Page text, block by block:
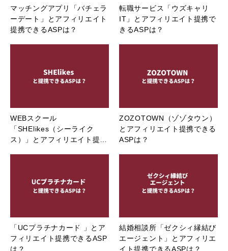
マッチングアプリ「バチェラ
ーデート」とアフィリエイト
提携できるASPは？
転職サービス「ウズキャリ
IT」とアフィリエイト提携で
きるASPは？
WEBスクール
「SHElikes（シーライク
ス）」とアフィリエイト提…
ZOZOTOWN（ゾゾタウン）
とアフィリエイト提携できる
ASPは？
「UCプラチナカード 」とア
フィリエイト提携できるASP
は？
結婚相談所「ゼクシィ縁結び
エージェント」とアフィリエ
イト提携できるASPは？